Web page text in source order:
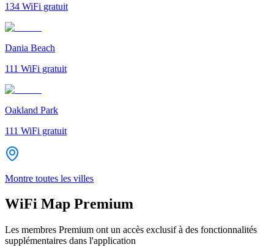
134 WiFi gratuit
Dania Beach
111 WiFi gratuit
Oakland Park
111 WiFi gratuit
Montre toutes les villes
WiFi Map Premium
Les membres Premium ont un accès exclusif à des fonctionnalités
supplémentaires dans l'application